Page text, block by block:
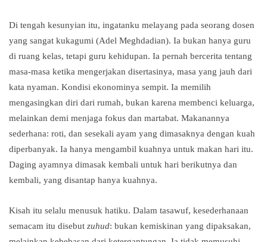
Di tengah kesunyian itu, ingatanku melayang pada seorang dosen
yang sangat kukagumi (Adel Meghdadian). Ia bukan hanya guru
di ruang kelas, tetapi guru kehidupan. Ia pernah bercerita tentang
masa-masa ketika mengerjakan disertasinya, masa yang jauh dari
kata nyaman. Kondisi ekonominya sempit. Ia memilih
mengasingkan diri dari rumah, bukan karena membenci keluarga,
melainkan demi menjaga fokus dan martabat. Makanannya
sederhana: roti, dan sesekali ayam yang dimasaknya dengan kuah
diperbanyak. Ia hanya mengambil kuahnya untuk makan hari itu.
Daging ayamnya dimasak kembali untuk hari berikutnya dan
kembali, yang disantap hanya kuahnya.
Kisah itu selalu menusuk hatiku. Dalam tasawuf, kesederhanaan
semacam itu disebut zuhud: bukan kemiskinan yang dipaksakan,